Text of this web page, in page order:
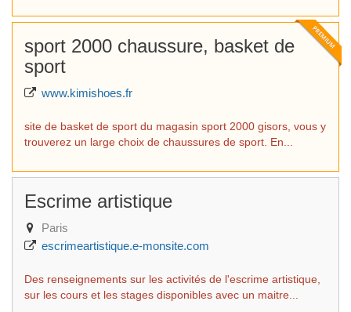
sport 2000 chaussure, basket de
sport
www.kimishoes.fr
site de basket de sport du magasin sport 2000 gisors, vous y
trouverez un large choix de chaussures de sport. En...
Escrime artistique
Paris
escrimeartistique.e-monsite.com
Des renseignements sur les activités de l'escrime artistique,
sur les cours et les stages disponibles avec un maitre...